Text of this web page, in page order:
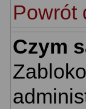
Powrót
Czym